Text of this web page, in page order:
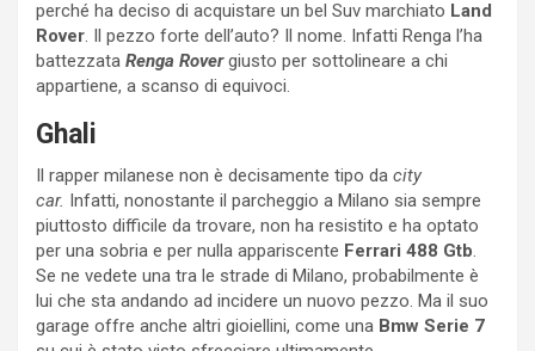
perché ha deciso di acquistare un bel Suv marchiato Land
Rover. Il pezzo forte dell’auto? Il nome. Infatti Renga l’ha
battezzata Renga Rovergiusto per sottolineare a chi
appartiene, a scanso di equivoci.
Ghali
Il rapper milanese non è decisamente tipo da city
car. Infatti, nonostante il parcheggio a Milano sia sempre
piuttosto difficile da trovare, non ha resistito e ha optato
per una sobria e per nulla appariscente Ferrari 488 Gtb.
Se ne vedete una tra le strade di Milano, probabilmente è
lui che sta andando ad incidere un nuovo pezzo. Ma il suo
garage offre anche altri gioiellini, come una Bmw Serie 7